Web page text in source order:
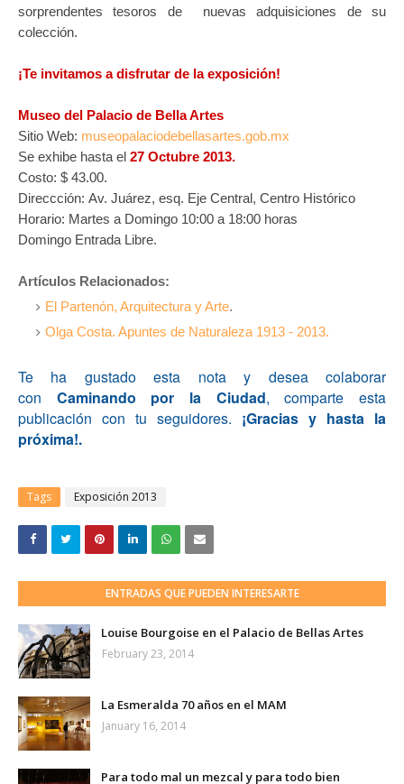
sorprendentes tesoros de nuevas adquisiciones de su
colección.
¡Te invitamos a disfrutar de la exposición!
Museo del Palacio de Bella Artes
Sitio Web: museopalaciodebellasartes.gob.mx
Se exhibe hasta el 27 Octubre 2013.
Costo: $ 43.00.
Direccción: Av. Juárez, esq. Eje Central, Centro Histórico
Horario: Martes a Domingo 10:00 a 18:00 horas
Domingo Entrada Libre.
Artículos Relacionados:
El Partenón, Arquitectura y Arte.
Olga Costa. Apuntes de Naturaleza 1913 - 2013.
Te ha gustado esta nota y desea colaborar
con Caminando por la Ciudad, comparte esta
publicación con tu seguidores. ¡Gracias y hasta la
próxima!.
Tags Exposición 2013
ENTRADAS QUE PUEDEN INTERESARTE
Louise Bourgoise en el Palacio de Bellas Artes
February 23, 2014
La Esmeralda 70 años en el MAM
January 16, 2014
Para todo mal un mezcal y para todo bien